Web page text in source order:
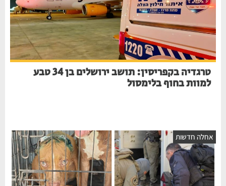
טרגדיה בקפריסין: תושב ירושלים בן 34 טבע
למוות בחוף בלימסול
אחלה חדשות